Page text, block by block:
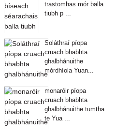
trastomhas mór balla
tiubh p ...
Soláthraí píopa
cruach bhabhta
ghalbhánuithe
mórdhíola Yuan...
monaróir píopa
cruach bhabhta
ghalbhánuithe tumtha
te Yua ...